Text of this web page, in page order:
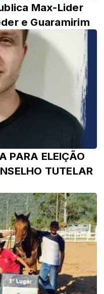
Max-Lider
e Guaramirim
PARA ELEIÇÃO
TUTELAR